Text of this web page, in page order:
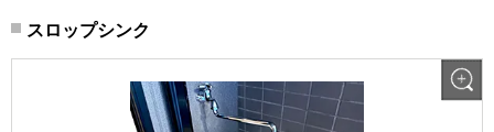
スロップシンク